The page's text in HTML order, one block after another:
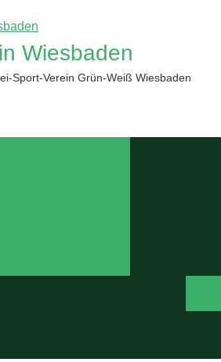
Wiesbaden
Sport-Verein Grün-Weiß Wiesbaden
Suchformular